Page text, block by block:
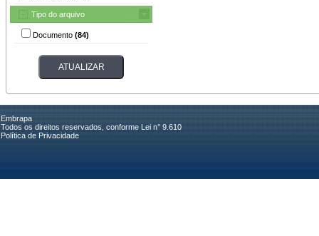
Tipo do arquivo
Documento (84)
Embrapa
Todos os direitos reservados, conforme Lei n° 9.610
Política de Privacidade